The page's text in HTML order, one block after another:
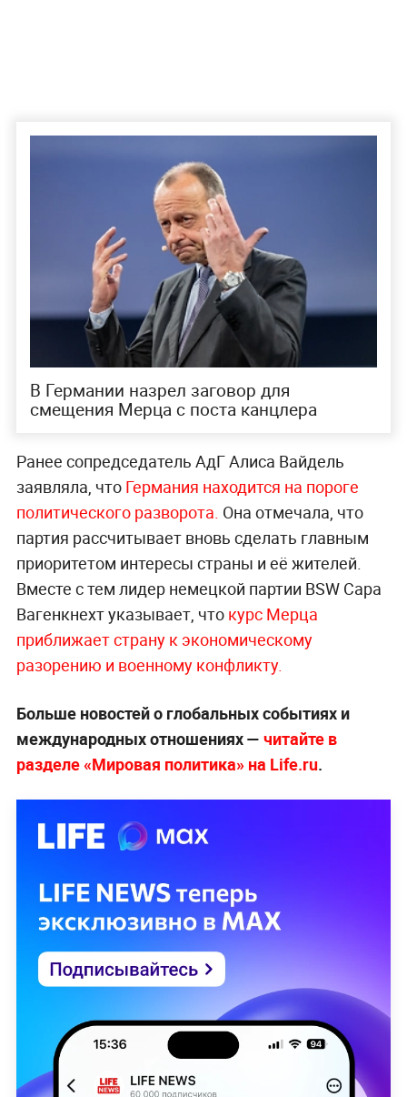
В Германии назрел заговор для
смещения Мерца с поста канцлера
Ранее сопредседатель АдГ Алиса Вайдель
заявляла, что Германия находится на пороге
политического разворота. Она отмечала, что
партия рассчитывает вновь сделать главным
приоритетом интересы страны и её жителей.
Вместе с тем лидер немецкой партии BSW Сара
Вагенкнехт указывает, что курс Мерца
приближает страну к экономическому
разорению и военному конфликту.
Больше новостей о глобальных событиях и
международных отношениях — читайте в
разделе «Мировая политика» на Life.ru.